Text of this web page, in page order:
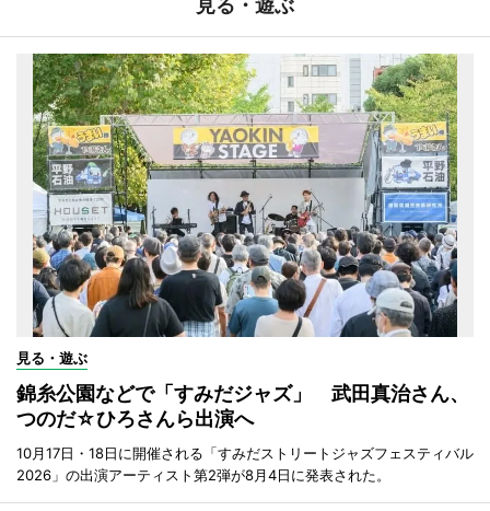
見る・遊ぶ
見る・遊ぶ
錦糸公園などで「すみだジャズ」 武田真治さん、
つのだ☆ひろさんら出演へ
10月17日・18日に開催される「すみだストリートジャズフェスティバル
2026」の出演アーティスト第2弾が8月4日に発表された。